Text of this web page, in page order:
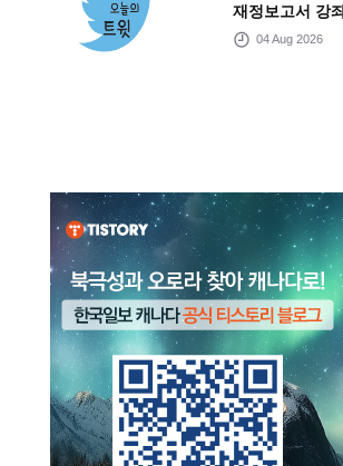
재정보고서 강
04 Aug 2026